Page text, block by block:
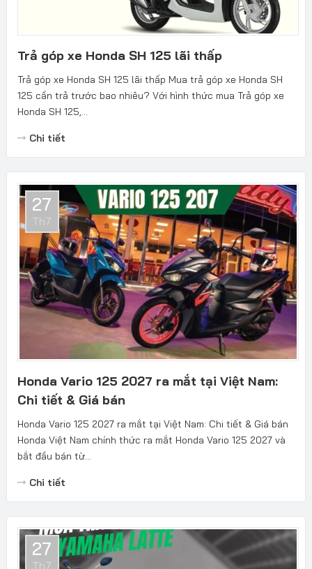
Trả góp xe Honda SH 125 lãi thấp
Trả góp xe Honda SH 125 lãi thấp Mua trả góp xe Honda SH
125 cần trả trước bao nhiêu? Với hình thức mua Trả góp xe
Honda SH 125,...
Chi tiết
27
Th7
Honda Vario 125 2027 ra mắt tại Việt Nam:
Chi tiết & Giá bán
Honda Vario 125 2027 ra mắt tại Việt Nam: Chi tiết & Giá bán
Honda Việt Nam chính thức ra mắt Honda Vario 125 2027 và
bắt đầu bán từ...
Chi tiết
27
Th7